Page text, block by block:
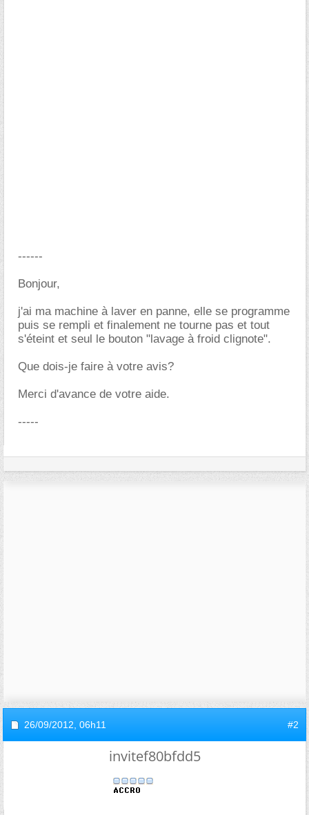
------
Bonjour,
j'ai ma machine à laver en panne, elle se programme
puis se rempli et finalement ne tourne pas et tout
s'éteint et seul le bouton "lavage à froid clignote".
Que dois-je faire à votre avis?
Merci d'avance de votre aide.
-----
26/09/2012, 06h11 #2
invitef80bfdd5